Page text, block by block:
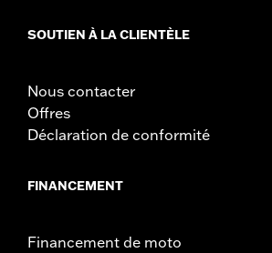
SOUTIEN À LA CLIENTÈLE
Nous contacter
Offres
Déclaration de conformité
FINANCEMENT
Financement de moto